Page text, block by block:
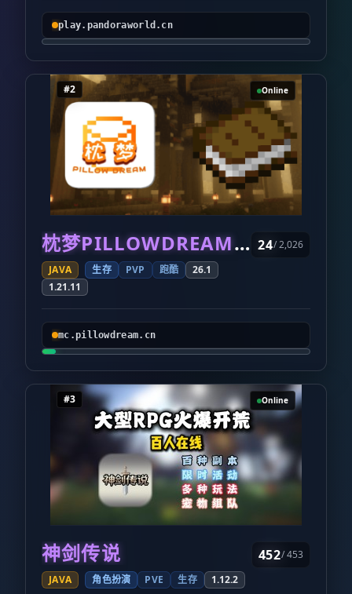
play.pandoraworld.cn
#2 Online
枕梦PILLOWDREAM公益生存服
JAVA 生存 PVP 跑酷
26.1
1.21.11
24/ 2,026
mc.pillowdream.cn
#3 Online
神剑传说
JAVA 角色扮演 PVE 生存 1.12.2
452/ 453